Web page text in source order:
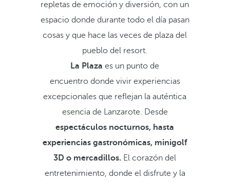
repletas de emoción y diversión, con un
espacio donde durante todo el día pasan
cosas y que hace las veces de plaza del
pueblo del resort.
La Plaza es un punto de
encuentro donde vivir experiencias
excepcionales que reflejan la auténtica
esencia de Lanzarote. Desde
espectáculos nocturnos, hasta
experiencias gastronómicas, minigolf
3D o mercadillos. El corazón del
entretenimiento, donde el disfrute y la